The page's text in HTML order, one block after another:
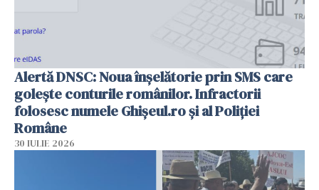
Alertă DNSC: Noua înșelătorie prin SMS care
golește conturile românilor. Infractorii
folosesc numele Ghișeul.ro și al Poliției
Române
30 IULIE 2026